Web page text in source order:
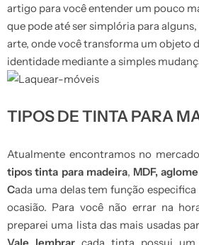
artigo para você entender um pouco
que pode até ser simplória para
arte, onde você transforma um objeto
identidade mediante a simples
TIPOS DE TINTA PARA
Atualmente encontramos no
tipos tinta para madeira, MDF,
Cada uma delas tem função
ocasião. Para você não errar na
preparei uma lista das mais usadas